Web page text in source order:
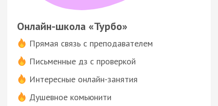
Онлайн-школа «Турбо»
Прямая связь с преподавателем
Письменные дз с проверкой
Интересные онлайн-занятия
Душевное комьюнити